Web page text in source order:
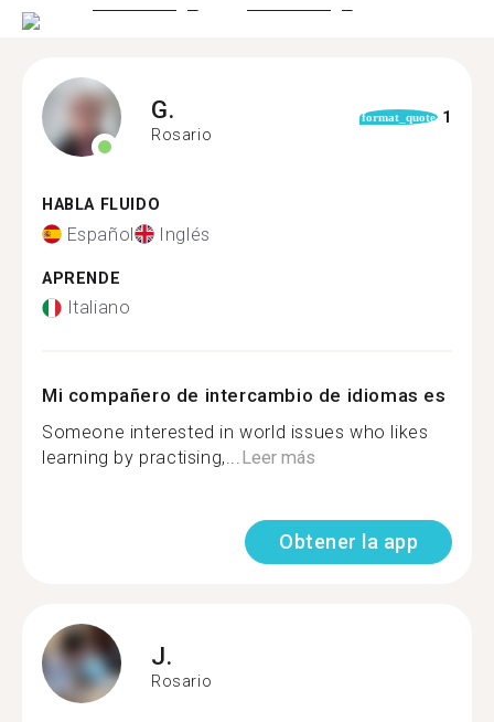
G.
Rosario
format_quote 1
HABLA FLUIDO
Español Inglés
APRENDE
Italiano
Mi compañero de intercambio de idiomas es
Someone interested in world issues who likes
learning by practising,...Leer más
Obtener la app
J.
Rosario